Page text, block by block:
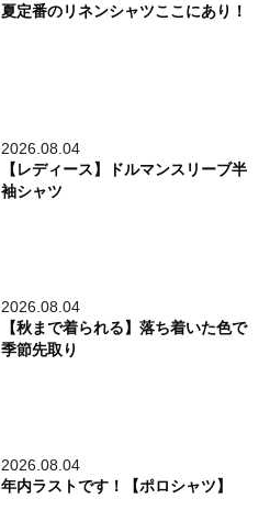
夏定番のリネンシャツここにあり！
2026.08.04
【レディース】ドルマンスリーブ半
袖シャツ
2026.08.04
【秋まで着られる】落ち着いた色で
季節先取り
2026.08.04
年内ラストです！【ポロシャツ】